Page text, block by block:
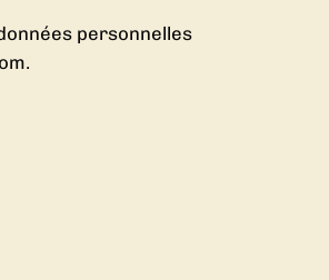
personnelles